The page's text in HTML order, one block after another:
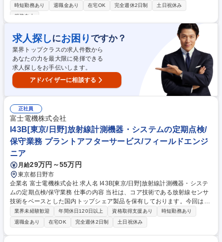
策の企画立案から実行、KPI管理など幅広い役割を担います。 関係部署や
グループ会社と密にコミュニケーションを取りながら、ビジネス課題の特
業務内容】■ユーザーの定量・定性調査の実施を通じた顧客理解■KPIの集
計・管理・分析■KPIのGAPやユーザーの利用状況等の分析に基づく課題の
特定■顧客理解に基づく、新規顧客の獲得施策の企画立案■企画の実行・結
果の分析・改善の一連のPDCA 募集職種 【マーケティング企画担当/カー
ドローン領域】リモート可/フレックスタイム
時短勤務あり
退職金あり 在宅OK 完全週休2日制
土日祝休み
服装自由
求人探しにお困り ですか？
業界トップクラスの求人件数から
あなたの力を最大限に発揮できる
求人探しをお手伝いします。
アドバイザーに相談する
正社員
富士電機株式会社
I43B[東京/日野]放射線計測機器・システムの定期点検/
保守業務 プラントアフターサービス/フィールドエンジ
ニア
月給29万円～55万円
東京都日野市
企業名 富士電機株式会社 求人名 I43B[東京/日野]放射線計測機器・システ
ムの定期点検/保守業務 仕事の内容 当社は、コア技術である放射線センサ
技術をベースとした国内トップシェア製品を保有しております。今回は、
原子力施設における放射線計測機器・システムの現地保守業務(定期点検)
をご担当いただきます。 放射線機器・システムにおける"納入後のお客様
運用中の保守・定期点検を実施"するのが主なお仕事です。 エネルギー安
全保障・脱炭素の潮流から「原子力発電の再評価」もされており、稼働
業界未経験歓迎 年間休日120日以上 資格取得支援あり
時短勤務あり
退職金あり
在宅OK 完全週休2日制 土日祝休み